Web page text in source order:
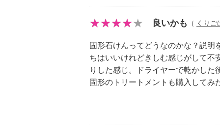
良いかも （ くりご
固形石けんってどうなのかな？説
ちはいいけれどきしむ感じがして不
りした感じ。ドライヤーで乾かし
固形のトリートメントも購入してみ